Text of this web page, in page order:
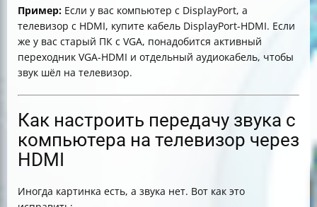
Пример: Если у вас компьютер с DisplayPort, а
телевизор с HDMI, купите кабель DisplayPort-HDMI. Если
же у вас старый ПК с VGA, понадобится активный
переходник VGA-HDMI и отдельный аудиокабель, чтобы
звук шёл на телевизор.
Как настроить передачу звука с
компьютера на телевизор через
HDMI
Иногда картинка есть, а звука нет. Вот как это